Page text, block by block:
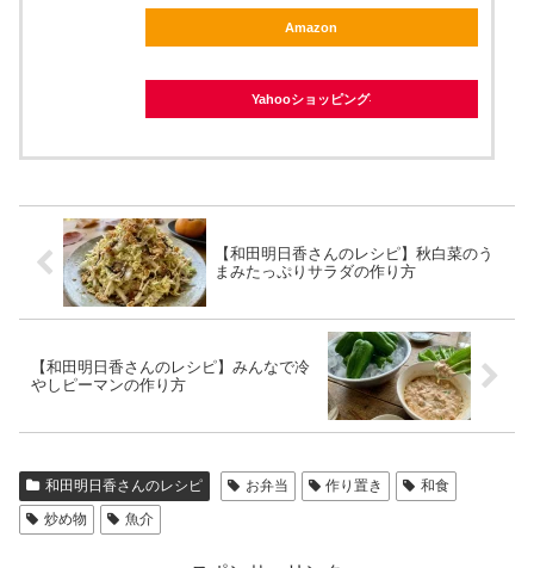
Amazon
Yahooショッピング
【和田明日香さんのレシピ】秋白菜のう
まみたっぷりサラダの作り方
【和田明日香さんのレシピ】みんなで冷
やしピーマンの作り方
和田明日香さんのレシピ お弁当 作り置き
和食
炒め物
魚介